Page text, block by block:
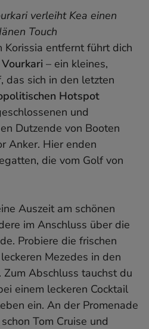
verleiht Kea einen
Touch
Korissia entfernt führt dich
Vourkari – ein kleines,
das sich in den letzten
Hotspot
und
Dutzende von Booten
Anker. Hier enden
die vom Golf von
Auszeit am schönen
im Anschluss über die
Probiere die frischen
Mezedes in den
Abschluss tauchst du
einem leckeren Cocktail
ein. An der Promenade
Tom Cruise und